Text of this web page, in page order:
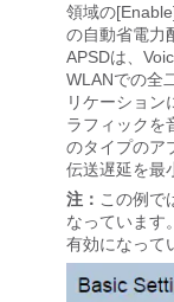
領域の
の自動省電力
APSDは、
WLANでの全
リケーション
ラフィックを
のタイプのア
伝送遅延を最
注： この例で
なっています
有効になって